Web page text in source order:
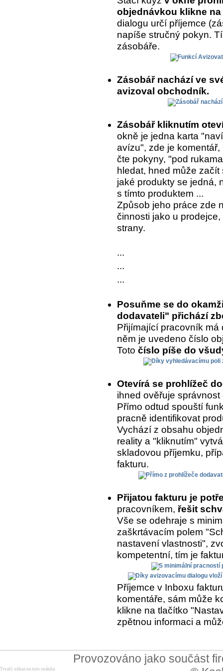
objednávkou klikne
dialogu určí příjemce
napíše stručný pokyn.
zásobáře.
Zásobář nachází ve
avizoval obchodník.
Zásobář kliknutím
okně je jedna karta
avízu", zde je
čte pokyny, "pod
hledat, hned může
jaké produkty se jedná,
s tímto produktem ...
Způsob jeho práce zde
činnosti jako u
strany.
...
...
...
Posuňme se do
dodavateli" přichází
Přijímající pracovník
něm je uvedeno číslo
Toto číslo píše do
Otevírá se prohlížeč
ihned ověřuje správnost
Přímo odtud spouští
pracně identifikovat
Vychází z obsahu
reality a "kliknutím"
skladovou příjemku,
fakturu.
Přijatou fakturu je
pracovníkem, řešit
Vše se odehraje s
zaškrtávacím polem
nastavení vlastnosti",
kompetentní, tím je
Příjemce v Inboxu
komentáře, sám může
klikne na tlačítko
zpětnou informaci a
Provozováno jako součást
Trvalý odkaz na tuto stránku